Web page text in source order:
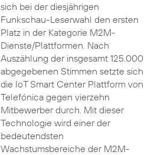
sich bei der diesjährigen
Funkschau-Leserwahl den ersten
Platz in der Kategorie M2M-
Dienste/Plattformen. Nach
Auszählung der insgesamt 125.000
abgegebenen Stimmen setzte sich
die IoT Smart Center Plattform von
Telefónica gegen vierzehn
Mitbewerber durch. Mit dieser
Technologie wird einer der
bedeutendsten
Wachstumsbereiche der M2M-